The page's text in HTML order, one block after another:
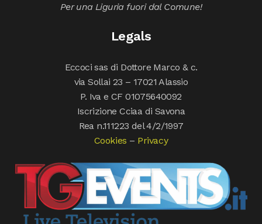
Per una Liguria fuori dal Comune!
Legals
Eccoci sas di Dottore Marco & c.
via Sollai 23 – 17021 Alassio
P. Iva e CF 01075640092
Iscrizione Cciaa di Savona
Rea n.111223 del 4/2/1997
Cookies – Privacy